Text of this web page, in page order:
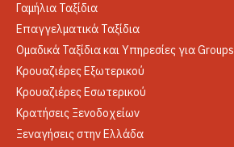
Γαμήλια Ταξίδια
Επαγγελματικά Ταξίδια
Ομαδικά Ταξίδια και Υπηρεσίες για Groups
Κρουαζιέρες Εξωτερικού
Κρουαζιέρες Εσωτερικού
Κρατήσεις Ξενοδοχείων
Ξεναγήσεις στην Ελλάδα